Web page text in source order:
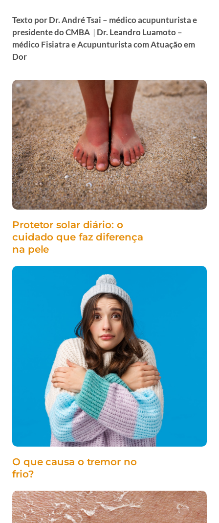
Texto por Dr. André Tsai – médico acupunturista e
presidente do CMBA | Dr. Leandro Luamoto –
médico Fisiatra e Acupunturista com Atuação em
Dor
Protetor solar diário: o
cuidado que faz diferença
na pele
O que causa o tremor no
frio?